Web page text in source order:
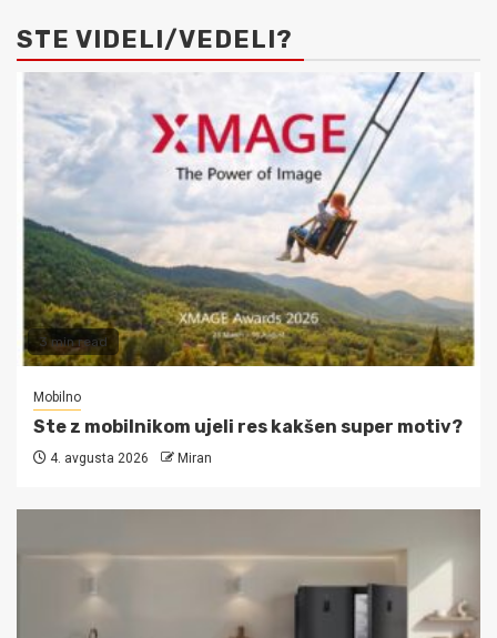
STE VIDELI/VEDELI?
3 min read
Mobilno
Ste z mobilnikom ujeli res kakšen super motiv?
4. avgusta 2026 Miran